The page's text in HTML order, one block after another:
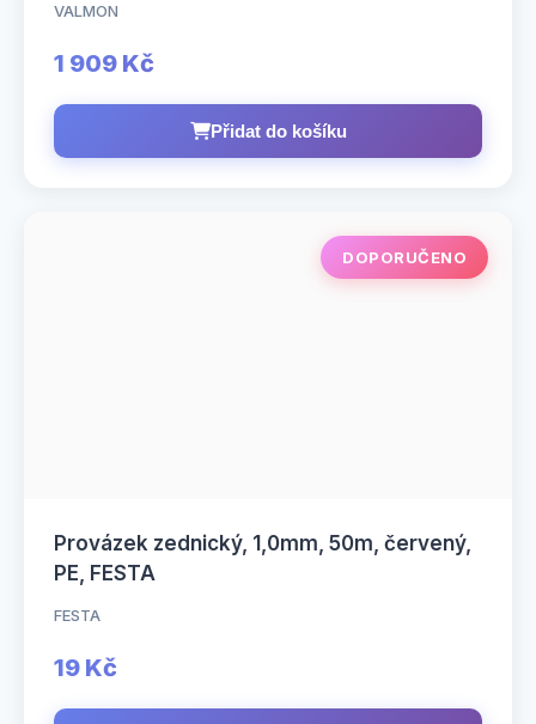
VALMON
1 909 Kč
Přidat do košíku
DOPORUČENO
Provázek zednický, 1,0mm, 50m, červený,
PE, FESTA
FESTA
19 Kč